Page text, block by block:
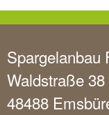
Spargelanbau
Waldstraße 38
48488